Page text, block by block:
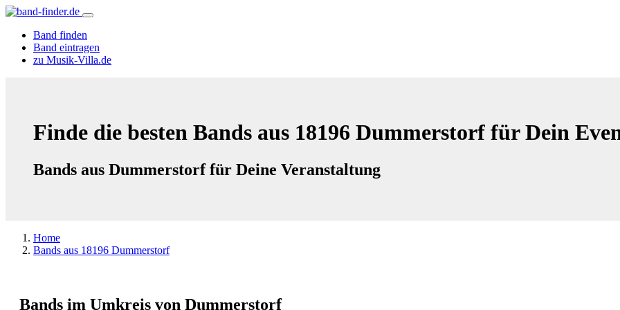
Band finden
Band eintragen
zu Musik-Villa.de
Finde die besten Bands aus 18196 Dummerstorf für Dein
Bands aus Dummerstorf für Deine Veranstaltung
Home
Bands aus 18196 Dummerstorf
Bands im Umkreis von Dummerstorf